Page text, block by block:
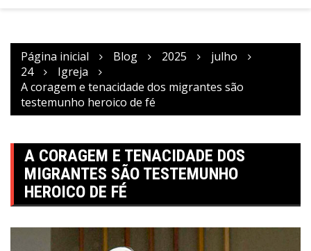
Página inicial Blog 2025
julho
24
Igreja
A coragem e tenacidade dos migrantes são
testemunho heroico de fé
A CORAGEM E TENACIDADE DOS
MIGRANTES SÃO TESTEMUNHO
HEROICO DE FÉ